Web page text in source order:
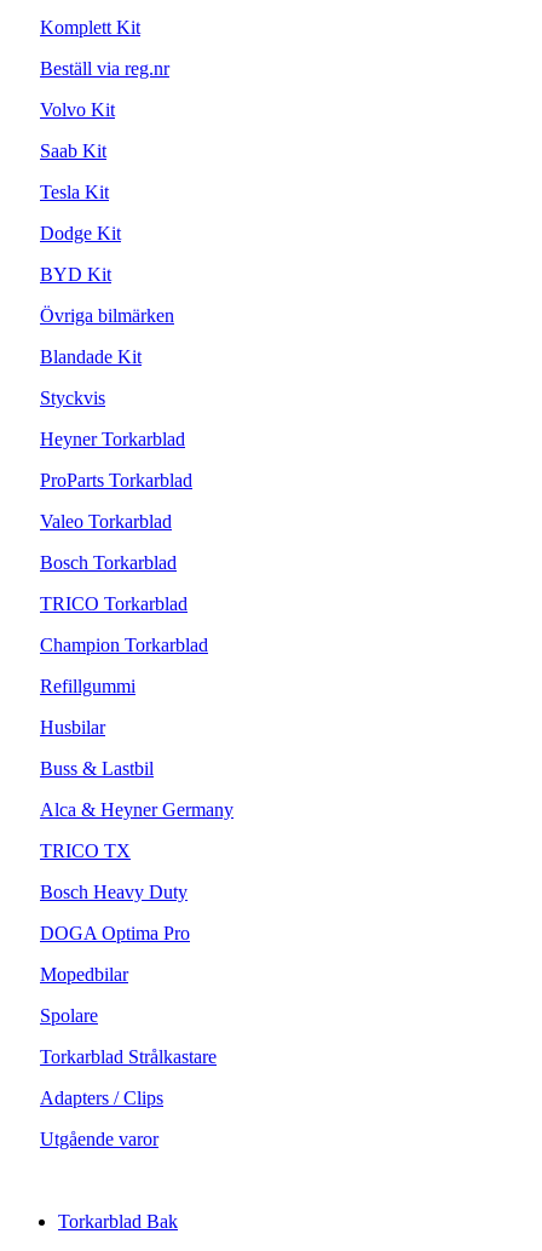
Komplett Kit
Beställ via reg.nr
Volvo Kit
Saab Kit
Tesla Kit
Dodge Kit
BYD Kit
Övriga bilmärken
Blandade Kit
Styckvis
Heyner Torkarblad
ProParts Torkarblad
Valeo Torkarblad
Bosch Torkarblad
TRICO Torkarblad
Champion Torkarblad
Refillgummi
Husbilar
Buss & Lastbil
Alca & Heyner Germany
TRICO TX
Bosch Heavy Duty
DOGA Optima Pro
Mopedbilar
Spolare
Torkarblad Strålkastare
Adapters / Clips
Utgående varor
Torkarblad Bak